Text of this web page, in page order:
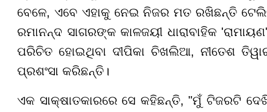
ବେଳେ, ଏବେ ଏହାକୁ ନେଇ ନିଜର ମତ ରଖିଛନ୍ତି
ରମାନନ୍ଦ ସାଗରଙ୍କ କାଳଜୟୀ ଧାରାବାହିକ
ପରିଚିତ ହୋଇଥିବା ଦୀପିକା ଚିଖଲିଆ, ନୀତେଶ
ପ୍ରଶଂସା କରିଛନ୍ତି।
ଏକ ସାକ୍ଷାତକାରରେ ସେ କହିଛନ୍ତି, "ମୁଁ ଟିଜରଟି